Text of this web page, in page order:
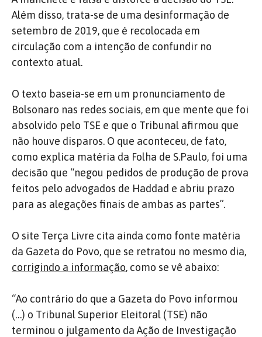
Além disso, trata-se de uma desinformação de
setembro de 2019, que é recolocada em
circulação com a intenção de confundir no
contexto atual.
O texto baseia-se em um pronunciamento de
Bolsonaro nas redes sociais, em que mente que foi
absolvido pelo TSE e que o Tribunal afirmou que
não houve disparos. O que aconteceu, de fato,
como explica matéria da Folha de S.Paulo, foi uma
decisão que “negou pedidos de produção de prova
feitos pelo advogados de Haddad e abriu prazo
para as alegações finais de ambas as partes”.
O site Terça Livre cita ainda como fonte matéria
da Gazeta do Povo, que se retratou no mesmo dia,
corrigindo a informação, como se vê abaixo:
“Ao contrário do que a Gazeta do Povo informou
(…) o Tribunal Superior Eleitoral (TSE) não
terminou o julgamento da Ação de Investigação